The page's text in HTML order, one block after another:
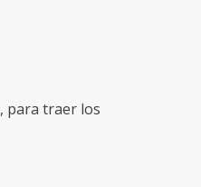
para traer los